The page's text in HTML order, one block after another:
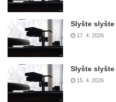
Slyšte
17. 4. 2026
Slyšte
15. 4. 2026